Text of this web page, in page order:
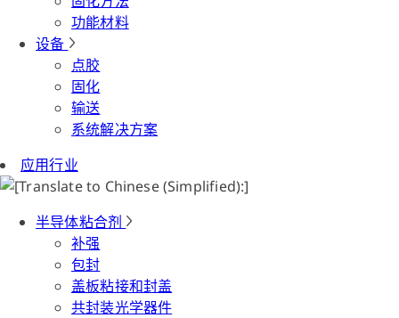
功能材料
设备
点胶
固化
输送
系统解决方案
应用行业
半导体粘合剂
补强
包封
盖板粘接和封盖
共封装光学器件